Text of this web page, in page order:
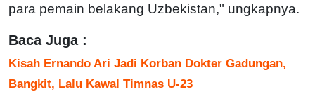
para pemain belakang Uzbekistan," ungkapnya.
Baca Juga :
Kisah Ernando Ari Jadi Korban Dokter Gadungan,
Bangkit, Lalu Kawal Timnas U-23